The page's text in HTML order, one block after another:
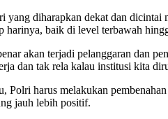
diharapkan dekat dan
baik di level terbawah
akan terjadi pelanggaran dan
dan tak rela kalau institusi kita
Polri harus melakukan
jauh lebih positif.